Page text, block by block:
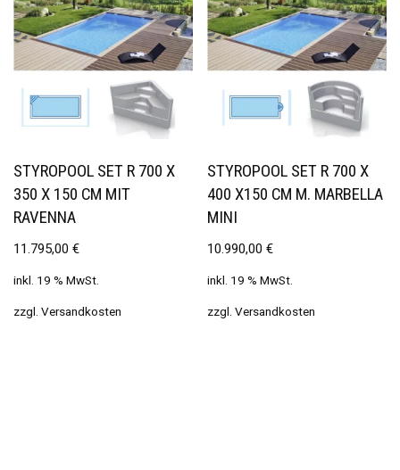
STYROPOOL SET R 700 X
350 X 150 CM MIT
RAVENNA
11.795,00 €
inkl. 19 % MwSt.
zzgl. Versandkosten
STYROPOOL SET R 700 X
400 X150 CM M. MARBELLA
MINI
10.990,00€
inkl. 19 % MwSt.
zzgl.Versandkosten